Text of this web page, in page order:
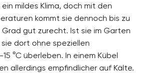
mildes Klima, doch mit den
kommt sie dennoch bis zu
gut zurecht. Ist sie im Garten
dort ohne speziellen
°C überleben. In einem Kübel
allerdings empfindlicher auf Kälte.